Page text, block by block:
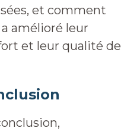
et comment
amélioré leur
et leur qualité de